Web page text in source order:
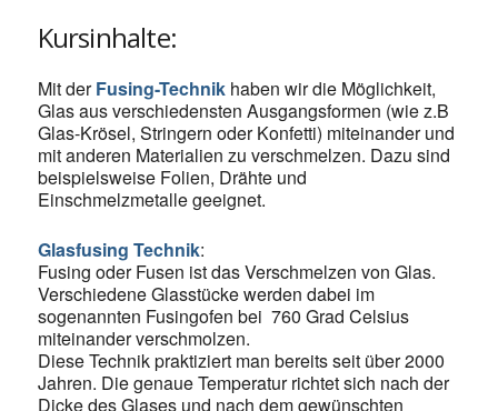
Kursinhalte:
Mit derFusing-Technikhaben wir die Möglichkeit,
Glas aus verschiedensten Ausgangsformen (wie z.B
Glas-Krösel, Stringern oder Konfetti) miteinander und
mit anderen Materialien zu verschmelzen. Dazu sind
beispielsweise Folien, Drähte und
Einschmelzmetalle geeignet.
Glasfusing Technik:
Fusing oder Fusen ist das Verschmelzen von Glas.
Verschiedene Glasstücke werden dabei im
sogenannten Fusingofen bei 760 Grad Celsius
miteinander verschmolzen.
Diese Technik praktiziert man bereits seit über 2000
Jahren. Die genaue Temperatur richtet sich nach der
Dicke des Glases und nach dem gewünschten